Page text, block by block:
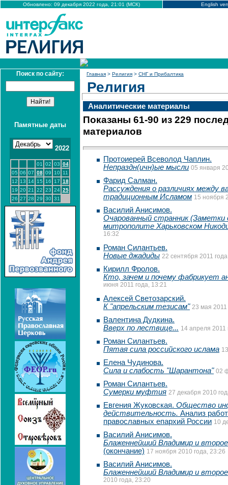
Обновлено: 09 декабря 2022 года, 21:01 (МСК) English
Поиск по сайту:
Памятные даты
2022
01 02 03 04
05 06 07 08 09 10
11
12 13 14 15 16 17 18
19 20 21 22 23 24 25
26 27 28 29 30 31
Главная > Религия > СНГ и Прибалтика
Религия
Аналитические материалы
Показаны 61-90 из 229
материалов
Протоиерей Всеволод Чаплин.
Непраздн(ичн)ые мысли 05 января
Фарид Салман.
Рассуждения о различиях между
традиционным Исламом 15 ноября
Василий Анисимов.
Очарованный странник (Заметки
митрополите Харьковском
16:32
Роман Силантьев.
Новые джадиды 22 сентября 2011
Кирилл Фролов.
Кто, зачем и почему фабрикует
июня 2011 года, 13:21
Алексей Светозарский.
К "апрельским тезисам" 23 мая 2011
Валентина Дудкина.
Вверх по лествице... 14 апреля 2011
Роман Силантьев.
Пятая сила российского ислама
Елена Чудинова.
Сила и слабость "Шарантона" 02
Роман Силантьев.
Сумерки муфтия 27 декабря 2010
Евгения Жуковская. Общество
действительность. Анализ
православных епархий России 10
Василий Анисимов.
Блаженнейший Владимир и
(окончание) 17 ноября 2010 года, 23:26
Василий Анисимов.
Блаженнейший Владимир и
2010 года, 23:20